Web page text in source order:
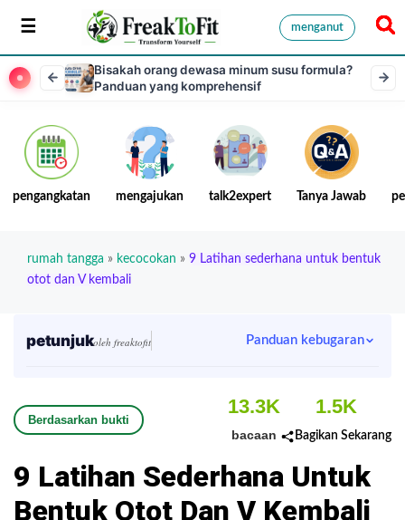
menganut
Bisakah orang dewasa minum susu formula?
Panduan yang komprehensif
pengangkatan mengajukan talk2expert Tanya Jawab
rumah tangga » kecocokan » 9 Latihan sederhana untuk bentuk
otot dan V kembali
petunjukoleh freaktofit Panduan kebugaran
Berdasarkan bukti
13.3K
bacaan
1.5K
Bagikan Sekarang
9 Latihan Sederhana Untuk
Bentuk Otot Dan V Kembali